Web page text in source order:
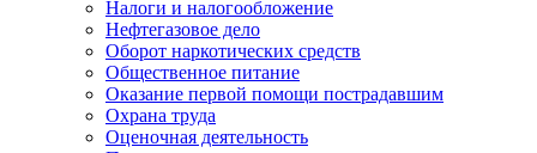
Налоги и налогообложение
Нефтегазовое дело
Оборот наркотических средств
Общественное питание
Оказание первой помощи пострадавшим
Охрана труда
Оценочная деятельность